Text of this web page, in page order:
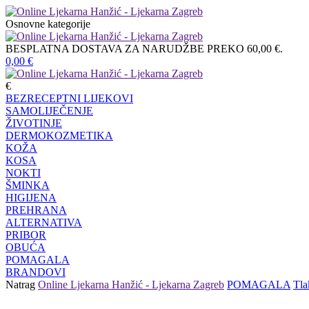
Osnovne kategorije
BESPLATNA DOSTAVA ZA NARUDŽBE PREKO 60,00 €.
0,00 €
€
BEZRECEPTNI LIJEKOVI
SAMOLIJEČENJE
ŽIVOTINJE
DERMOKOZMETIKA
KOŽA
KOSA
NOKTI
ŠMINKA
HIGIJENA
PREHRANA
ALTERNATIVA
PRIBOR
OBUĆA
POMAGALA
BRANDOVI
Natrag Online Ljekarna Hanžić - Ljekarna Zagreb POMAGALA